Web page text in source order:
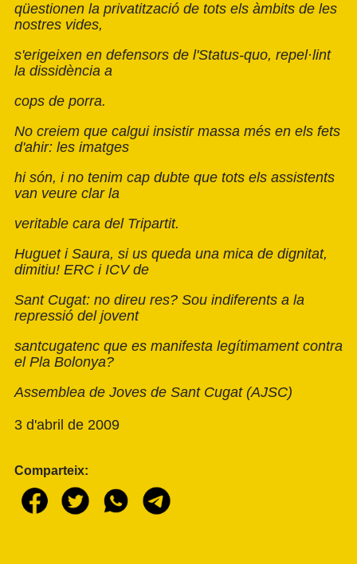
qüestionen la privatització de tots els àmbits de les
nostres vides,
s'erigeixen en defensors de l'Status-quo, repel·lint
la dissidència a
cops de porra.
No creiem que calgui insistir massa més en els fets
d'ahir: les imatges
hi són, i no tenim cap dubte que tots els assistents
van veure clar la
veritable cara del Tripartit.
Huguet i Saura, si us queda una mica de dignitat,
dimitiu! ERC i ICV de
Sant Cugat: no direu res? Sou indiferents a la
repressió del jovent
santcugatenc que es manifesta legítimament contra
el Pla Bolonya?
Assemblea de Joves de Sant Cugat (AJSC)
3 d'abril de 2009
Comparteix: